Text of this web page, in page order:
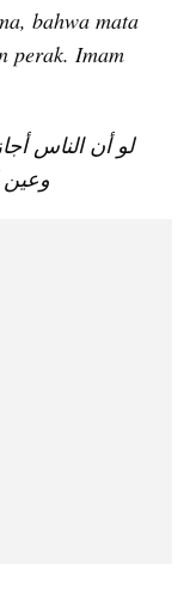
bahwa mata
perak. Imam
وعين